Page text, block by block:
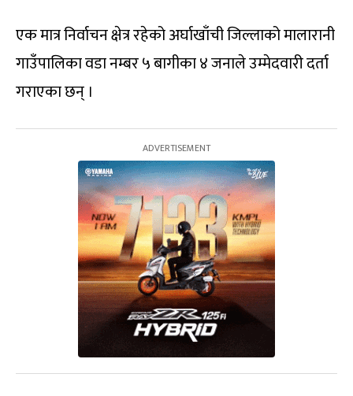
एक मात्र निर्वाचन क्षेत्र रहेको अर्घाखाँची जिल्लाको मालारानी
गाउँपालिका वडा नम्बर ५ बागीका ४ जनाले उम्मेदवारी दर्ता
गराएका छन् ।